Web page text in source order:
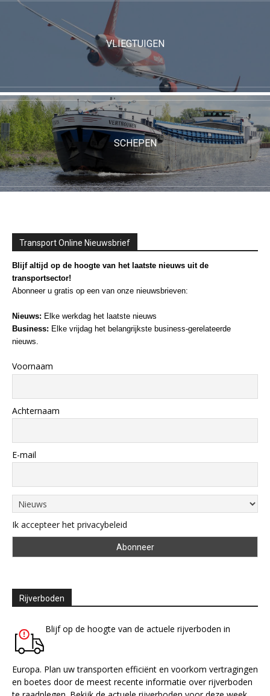
VLIEGTUIGEN
SCHEPEN
Transport Online Nieuwsbrief
Blijf altijd op de hoogte van het laatste nieuws uit de
transportsector!
Abonneer u gratis op een van onze nieuwsbrieven:
Nieuws: Elke werkdag het laatste nieuws
Business: Elke vrijdag het belangrijkste business-gerelateerde
nieuws.
Voornaam
Achternaam
E-mail
Ik accepteer het privacybeleid
Rijverboden
Blijf op de hoogte van de actuele rijverboden in
Europa. Plan uw transporten efficiënt en voorkom vertragingen
en boetes door de meest recente informatie over rijverboden